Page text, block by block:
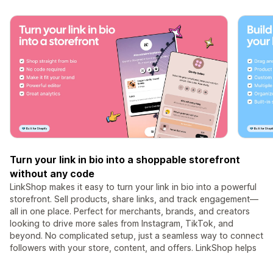
Turn your link in bio into a shoppable storefront
without any code
LinkShop makes it easy to turn your link in bio into a powerful
storefront. Sell products, share links, and track engagement—
all in one place. Perfect for merchants, brands, and creators
looking to drive more sales from Instagram, TikTok, and
beyond. No complicated setup, just a seamless way to connect
followers with your store, content, and offers. LinkShop helps